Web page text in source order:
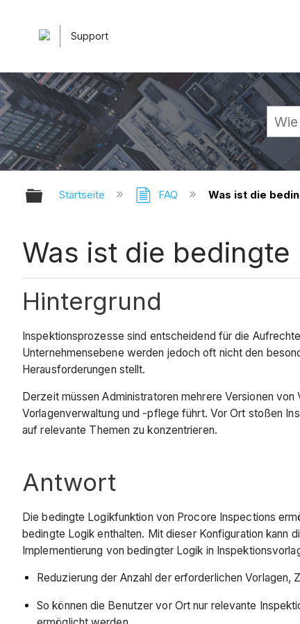
Support
Globale Hierarchie auf- und
Startseite FAQ Was ist die
Was ist die
Hintergrund
Inspektionsprozesse sind entscheidend für die
Unternehmensebene werden jedoch oft nicht den
Herausforderungen stellt.
Derzeit müssen Administratoren mehrere Versionen
Vorlagenverwaltung und -pflege führt. Vor Ort stoßen
auf relevante Themen zu konzentrieren.
Antwort
Die bedingte Logikfunktion von Procore Inspections
bedingte Logik enthalten. Mit dieser Konfiguration kann
Implementierung von bedingter Logik in
Reduzierung der Anzahl der erforderlichen Vorlagen,
So können die Benutzer vor Ort nur relevante